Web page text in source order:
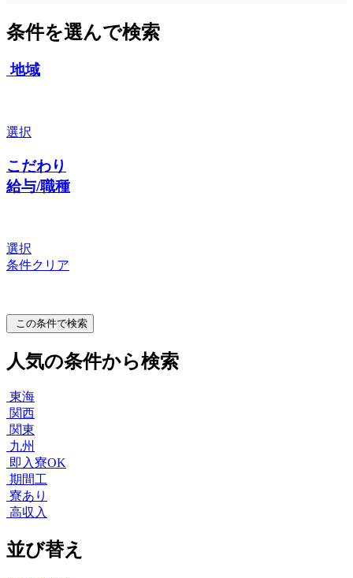
条件を選んで検索
地域
選択
こだわり
給与/職種
選択
条件クリア
この条件で検索
人気の条件から検索
東海
関西
関東
九州
即入寮OK
期間工
寮あり
高収入
並び替え